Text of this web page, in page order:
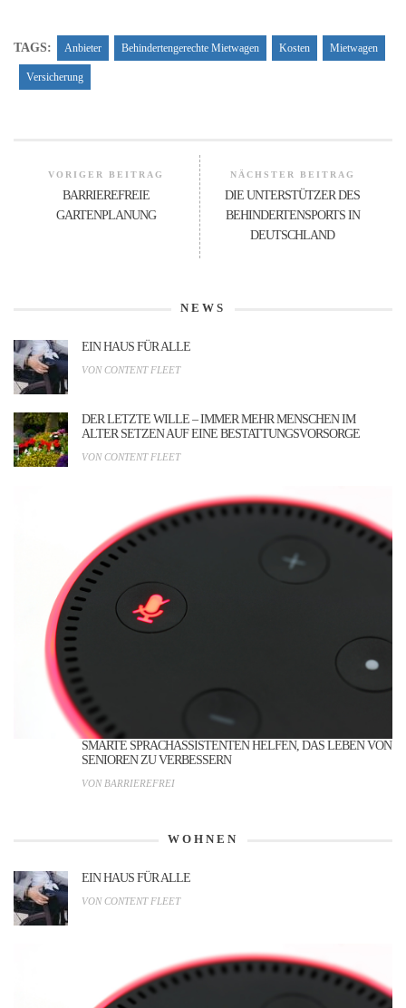
TAGS: Anbieter Behindertengerechte Mietwagen Kosten Mietwagen
Versicherung
VORIGER BEITRAG
BARRIEREFREIE
GARTENPLANUNG
NÄCHSTER BEITRAG
DIE UNTERSTÜTZER DES
BEHINDERTENSPORTS IN
DEUTSCHLAND
NEWS
EIN HAUS FÜR ALLE
VON CONTENT FLEET
DER LETZTE WILLE – IMMER MEHR MENSCHEN IM
ALTER SETZEN AUF EINE BESTATTUNGSVORSORGE
VON CONTENT FLEET
SMARTE SPRACHASSISTENTEN HELFEN, DAS LEBEN VON
SENIOREN ZU VERBESSERN
VON BARRIEREFREI
WOHNEN
EIN HAUS FÜR ALLE
VON CONTENT FLEET